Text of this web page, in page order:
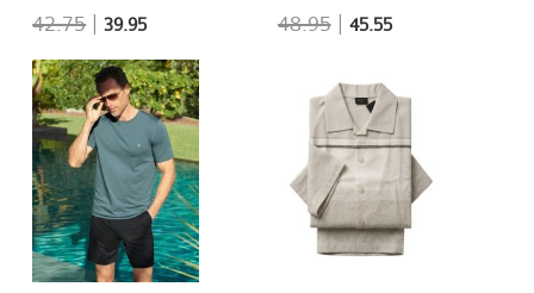
48.95| 45.55
42.75 |39.95